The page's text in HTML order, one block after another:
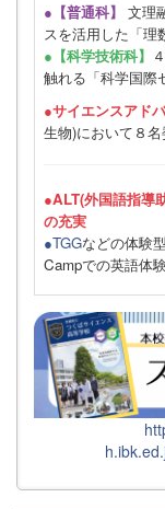
●【普通科】 文理
スを活用した「理
●【科学技術科】
触れる「科学国際
●サイエンスアド
生物)において８
●ALT(外国語指導
の充実
●TGGなどの体験
Campでの英語体